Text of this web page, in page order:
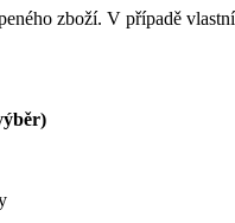
zboží. V případě